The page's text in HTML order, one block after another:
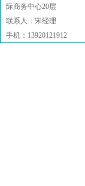
际商务中心20层
联系人：宋经理
手机：13920121912